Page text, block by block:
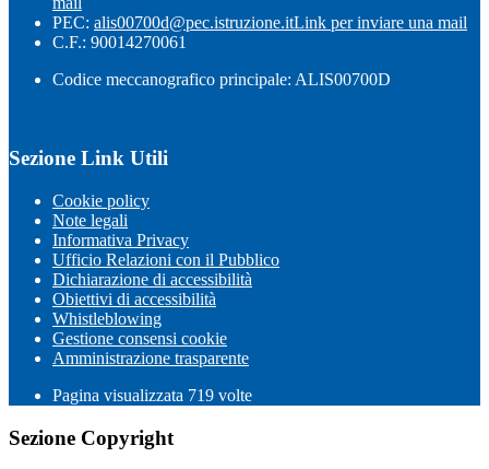
PEC: alis00700d@pec.istruzione.itLink per inviare una mail
C.F.: 90014270061
Codice meccanografico principale: ALIS00700D
Sezione Link Utili
Cookie policy
Note legali
Informativa Privacy
Ufficio Relazioni con il Pubblico
Dichiarazione di accessibilità
Obiettivi di accessibilità
Whistleblowing
Gestione consensi cookie
Amministrazione trasparente
Pagina visualizzata 719 volte
Sezione Copyright